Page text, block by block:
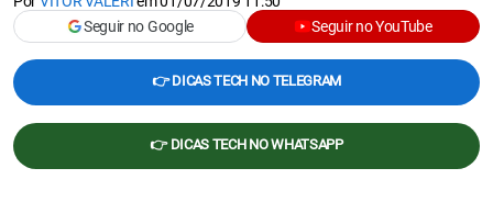
Seguir no Google
Seguir no YouTube
👉 DICAS TECH NO TELEGRAM
👉 DICAS TECH NO WHATSAPP